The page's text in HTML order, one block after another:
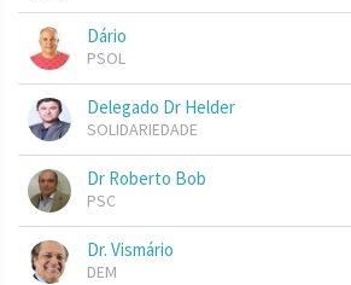
Dário
PSOL
Delegado Dr Helder
SOLIDARIEDADE
Dr Roberto Bob
PSC
Dr. Vismário
DEM